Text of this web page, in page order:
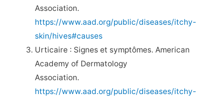
Association.
https://www.aad.org/public/diseases/itchy-
skin/hives#causes
Urticaire : Signes et symptômes. American
Academy of Dermatology
Association.
https://www.aad.org/public/diseases/itchy-